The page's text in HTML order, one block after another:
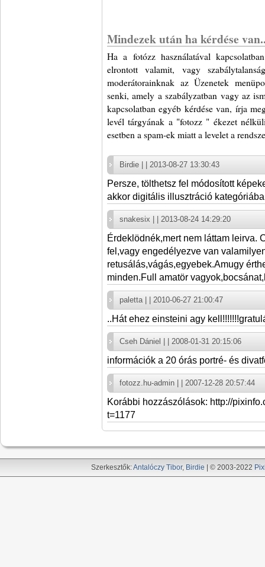
Mindezek után ha kérdése
Ha a fotózz használatával
elrontott valamit, vagy
moderátorainknak az Üzenetek
senki, amely a szabályzatban vagy az
kapcsolatban egyéb kérdése van, írja
levél tárgyának a "fotozz " ékezet
esetben a spam-ek miatt a levelet a
Birdie | | 2013-08-27 13:30:43
Persze, tölthetsz fel módosított
akkor digitális illusztráció
snakesix | | 2013-08-24 14:29:20
Érdeklödnék,mert nem láttam leirva.
fel,vagy engedélyezve van
retusálás,vágás,egyebek.Amugy
minden.Full amatör
paletta | | 2010-06-27 21:00:47
..Hát ehez einsteini agy
Cseh Dániel | | 2008-01-31 20:15:06
információk a 20 órás portré- és
fotozz.hu-admin | | 2007-12-28 20:57:44
Korábbi hozzászólások: http://
t=1177
Szerkesztők:Antalóczy Tibor, Birdie | © 2003-2022